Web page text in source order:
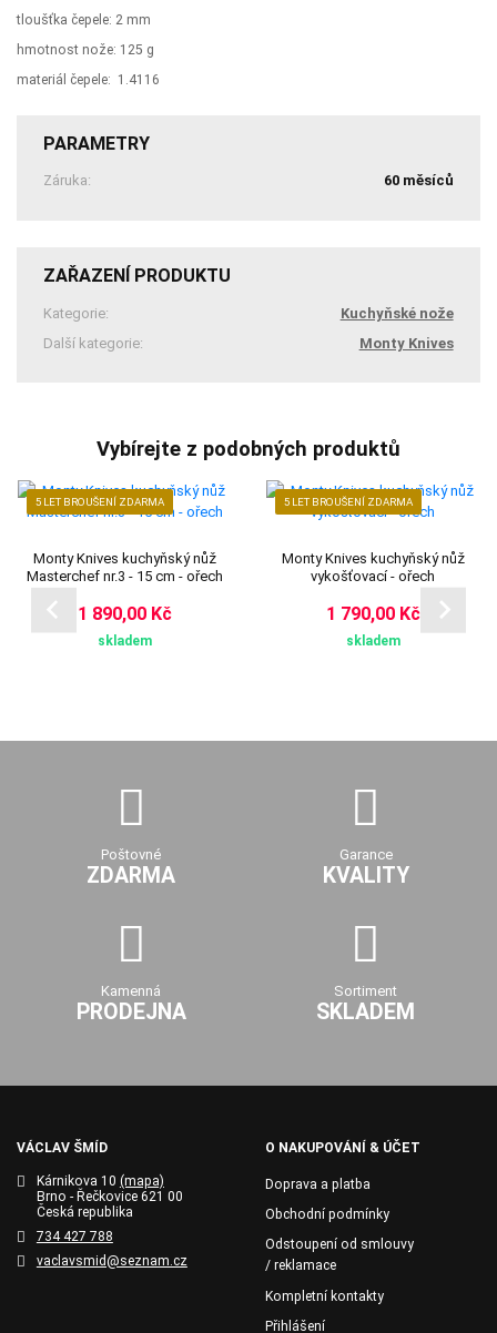
tloušťka čepele: 2 mm
hmotnost nože: 125 g
materiál čepele: 1.4116
PARAMETRY
Záruka: 60 měsíců
ZAŘAZENÍ PRODUKTU
Kategorie:
Kuchyňské nože
Další kategorie:
Monty Knives
Vybírejte z podobných produktů
5 LET BROUŠENÍ ZDARMA
Monty Knives kuchyňský nůž
Masterchef nr.3 - 15 cm - ořech
1 890,00 Kč
skladem
5 LET BROUŠENÍ ZDARMA
Monty Knives kuchyňský nůž
vykošťovací - ořech
1 790,00 Kč
skladem
Poštovné
ZDARMA
Garance
KVALITY
Kamenná
PRODEJNA
Sortiment
SKLADEM
VÁCLAV ŠMÍD
Kárnikova 10 (mapa)
Brno - Řečkovice 621 00
Česká republika
734 427 788
vaclavsmid@seznam.cz
O NAKUPOVÁNÍ & ÚČET
Doprava a platba
Obchodní podmínky
Odstoupení od smlouvy
/ reklamace
Kompletní kontakty
Přihlášení